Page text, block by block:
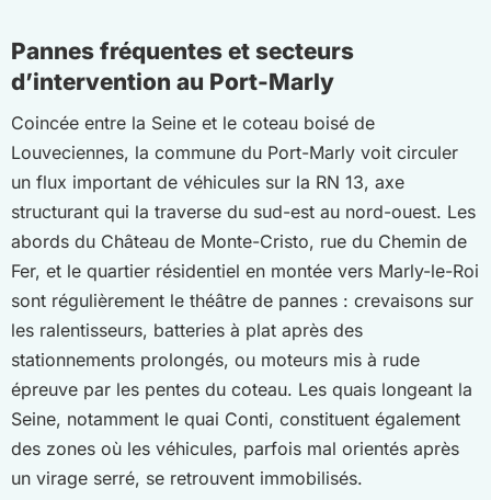
Pannes fréquentes et secteurs
d’intervention au Port-Marly
Coincée entre la Seine et le coteau boisé de
Louveciennes, la commune du Port-Marly voit circuler
un flux important de véhicules sur la RN 13, axe
structurant qui la traverse du sud-est au nord-ouest. Les
abords du Château de Monte-Cristo, rue du Chemin de
Fer, et le quartier résidentiel en montée vers Marly-le-Roi
sont régulièrement le théâtre de pannes : crevaisons sur
les ralentisseurs, batteries à plat après des
stationnements prolongés, ou moteurs mis à rude
épreuve par les pentes du coteau. Les quais longeant la
Seine, notamment le quai Conti, constituent également
des zones où les véhicules, parfois mal orientés après
un virage serré, se retrouvent immobilisés.